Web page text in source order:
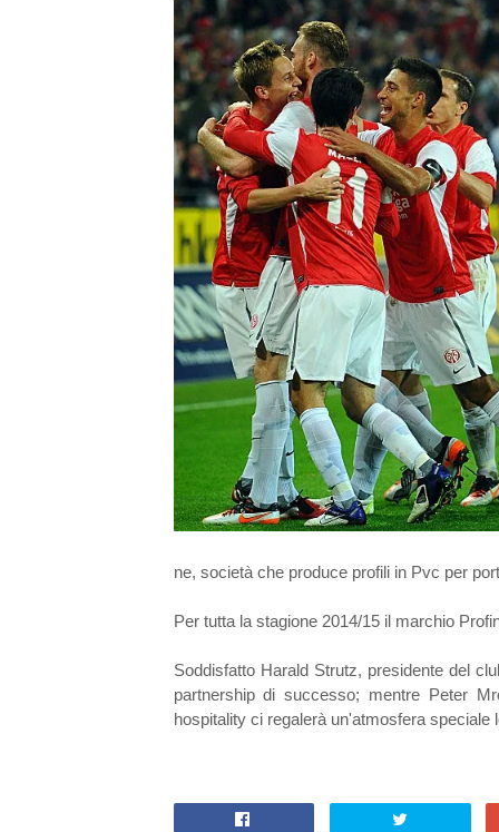
ne, società che produceprofili in Pvc per
Per tutta la stagione 2014/15 il marchio
Soddisfatto Harald Strutz, presidente del
partnership di successo; mentre Peter
hospitality ci regalerà un'atmosfera speciale